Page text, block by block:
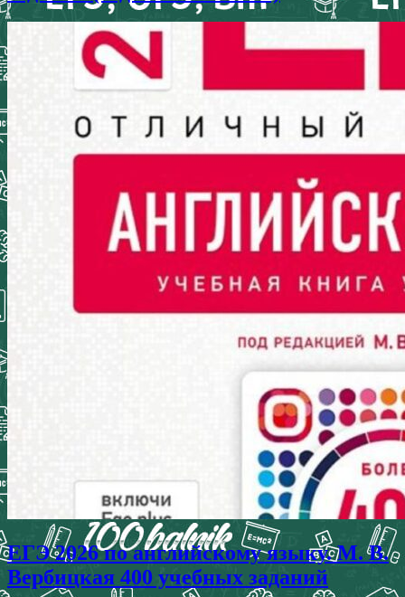
ЕГЭ 2026 по английскому языку. М. В.
Вербицкая 400 учебных заданий